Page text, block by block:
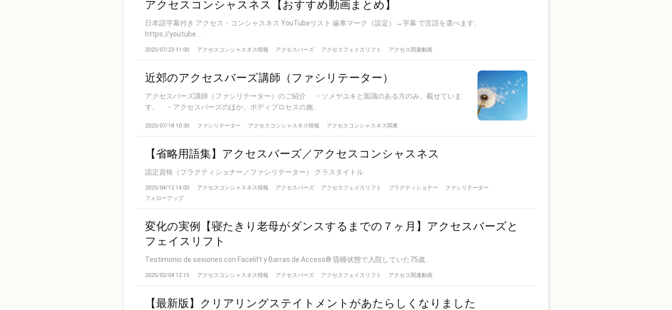
アクセスコンシャスネス【おすすめ動画まとめ】
日本語字幕付き アクセス・コンシャスネス YouTubeリスト 歯車マーク（設定）→字幕 で言語を選べます。
https://youtube....
2025/07/23 11:00 アクセスコンシャスネス情報 アクセスバーズ アクセスフェイスリフト アクセス関連動画
近郊のアクセスバーズ講師（ファシリテーター）
アクセスバーズ講師（ファシリテーター）のご紹介 ・ソメヤユキと面識のある方のみ、載せていま
す。 ・アクセスバーズのほか、ボディプロセスの施...
2025/07/18 10:30 ファシリテーター アクセスコンシャスネス情報 アクセスコンシャスネス関東
【省略用語集】アクセスバーズ／アクセスコンシャスネス
認定資格（プラクティショナー／ファシリテーター） クラスタイトル
2025/04/12 14:00 アクセスコンシャスネス情報 アクセスバーズ アクセスフェイスリフト プラクティショナー
ファシリテーター
フォローアップ
変化の実例【寝たきり老母がダンスするまでの７ヶ月】アクセスバーズと
フェイスリフト
Testimonio de sesiones con Facelift y Barras de Access® 昏睡状態で入院していた75歳...
2025/02/04 12:15 アクセスコンシャスネス情報 アクセスバーズ アクセスフェイスリフト アクセス関連動画
【最新版】クリアリングステイトメントがあたらしくなりました